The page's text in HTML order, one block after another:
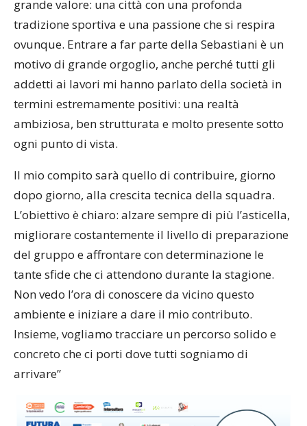
grande valore: una città con una profonda
tradizione sportiva e una passione che si respira
ovunque. Entrare a far parte della Sebastiani è un
motivo di grande orgoglio, anche perché tutti gli
addetti ai lavori mi hanno parlato della società in
termini estremamente positivi: una realtà
ambiziosa, ben strutturata e molto presente sotto
ogni punto di vista.
Il mio compito sarà quello di contribuire, giorno
dopo giorno, alla crescita tecnica della squadra.
L’obiettivo è chiaro: alzare sempre di più l’asticella,
migliorare costantemente il livello di preparazione
del gruppo e affrontare con determinazione le
tante sfide che ci attendono durante la stagione.
Non vedo l’ora di conoscere da vicino questo
ambiente e iniziare a dare il mio contributo.
Insieme, vogliamo tracciare un percorso solido e
concreto che ci porti dove tutti sogniamo di
arrivare”